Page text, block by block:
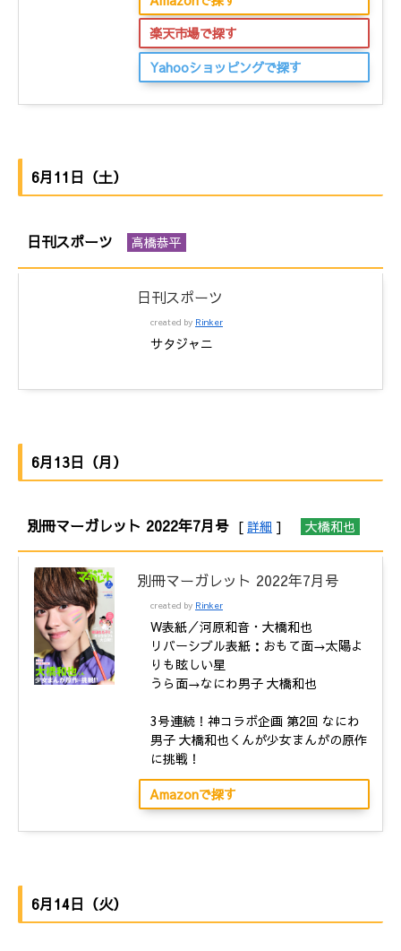
楽天市場で探す
Yahooショッピングで探す
6月11日（土）
日刊スポーツ 高橋恭平
日刊スポーツ
created by Rinker
サタジャニ
6月13日（月）
別冊マーガレット 2022年7月号 [ 詳細 ] 大橋和也
別冊マーガレット 2022年7月号
created by Rinker
W表紙／河原和音・大橋和也
リバーシブル表紙：おもて面→太陽よ
りも眩しい星
うら面→なにわ男子 大橋和也
3号連続！神コラボ企画 第2回 なにわ
男子 大橋和也くんが少女まんがの原作
に挑戦！
Amazonで探す
6月14日（火）